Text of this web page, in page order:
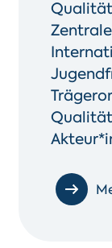
Qualität